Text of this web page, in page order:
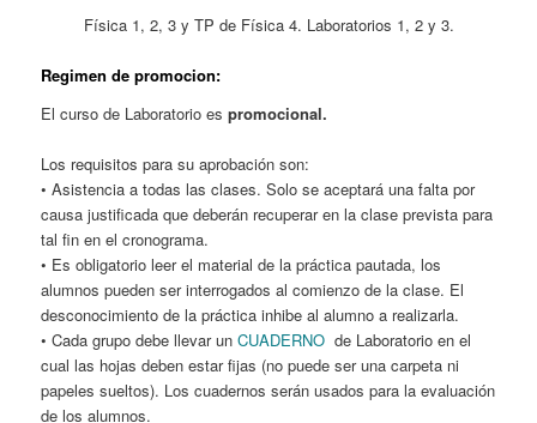
Física 1, 2, 3 y TP de Física 4. Laboratorios 1, 2 y 3.
Regimen de promocion:
El curso de Laboratorio espromocional.
Los requisitos para su aprobación son:
• Asistencia a todas las clases. Solo se aceptará una falta por
causa justificada que deberán recuperar en la clase prevista para
tal fin en el cronograma.
• Es obligatorio leer el material de la práctica pautada, los
alumnos pueden ser interrogados al comienzo de la clase. El
desconocimiento de la práctica inhibe al alumno a realizarla.
• Cada grupo debe llevar unCUADERNO de Laboratorio en el
cual las hojas deben estar fijas (no puede ser una carpeta ni
papeles sueltos). Los cuadernos serán usados para la evaluación
de los alumnos.